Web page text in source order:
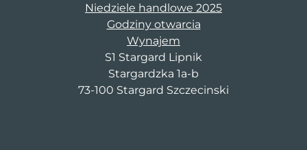
Niedziele handlowe 2025
Godziny otwarcia
Wynajem
S1 Stargard Lipnik
Stargardzka 1a-b
73-100 Stargard Szczecinski